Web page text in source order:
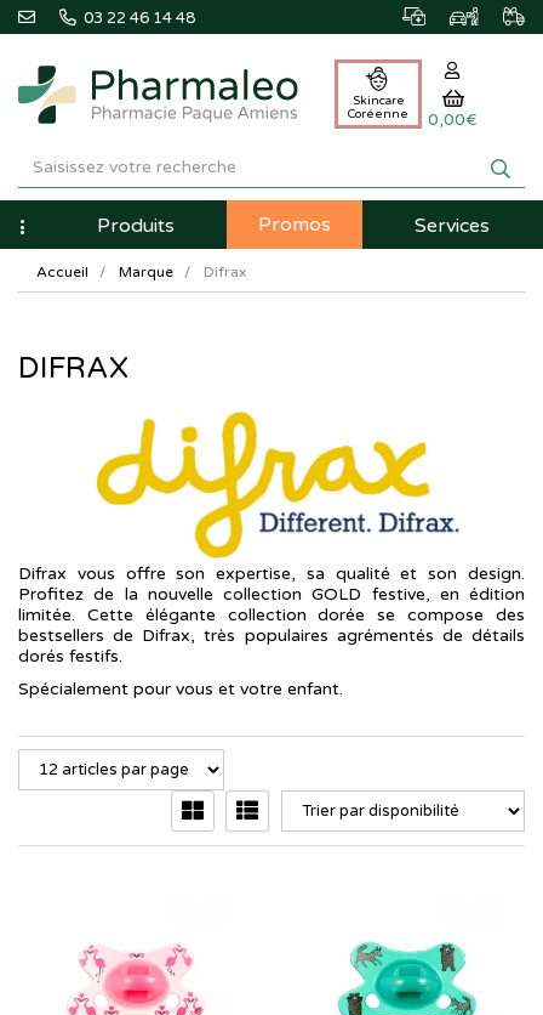
03 22 46 14 48
Pharmaleo
Pharmacie
Paque
Amiens
Skincare
Coréenne
0,00€
NavigationProduits Promos Services
Accueil Marque Difrax
DIFRAX
Difrax vous offre son expertise, sa qualité et son design.
Profitez de la nouvelle collection GOLD festive, en édition
limitée. Cette élégante collection dorée se compose des
bestsellers de Difrax, très populaires agrémentés de détails
dorés festifs.
Spécialement pour vous et votre enfant.